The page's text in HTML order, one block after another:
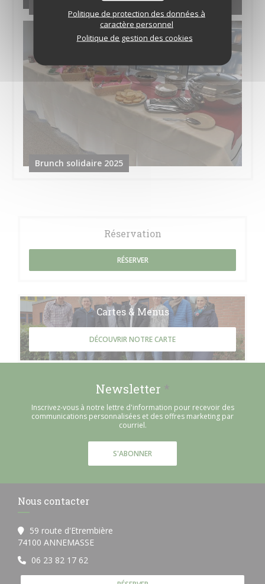
Politique de protection des données à
caractère personnel
Politique de gestion des cookies
Brunch solidaire 2025
Réservation
RÉSERVER
Cartes & Menus
DÉCOUVRIR NOTRE CARTE
Newsletter *
Inscrivez-vous à notre lettre d'information pour recevoir des
communications personnalisées et des offres marketing par
courriel.
S'ABONNER
Nous contacter
59 route d'Etrembière
74100 ANNEMASSE((ouvre une nouvelle fenêtre))
06 23 82 17 62